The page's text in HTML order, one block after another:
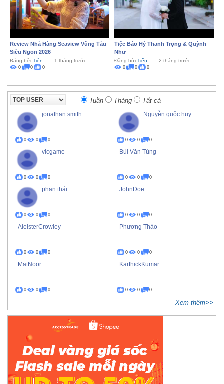
Review Nhà Hàng Seaview Vũng Tàu
Siêu Ngon 2026
Đăng bởi Tiến... 1 tháng trước
0 0 0
Tiệc Báo Hỷ Thanh Trọng & Quỳnh
Như
Đăng bởi Tiến... 2 tháng trước
0 0 0
Tuần Tháng Tất cả
jonathan smith
0 0 0
Nguyễn quốc huy
0 0 0
vicgame
0 0 0
Bùi Văn Tùng
0 0 0
phan thái
0 0 0
JohnDoe
0 0 0
AleisterCrowley
0 0 0
Phương Thảo
0 0 0
MatNoor
0 0 0
KarthickKumar
0 0 0
Xem thêm>>